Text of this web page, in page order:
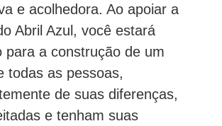
e acolhedora. Ao apoiar a
Abril Azul, você estará
para a construção de um
todas as pessoas,
de suas diferenças,
e tenham suas